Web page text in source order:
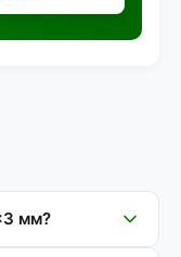
мм?